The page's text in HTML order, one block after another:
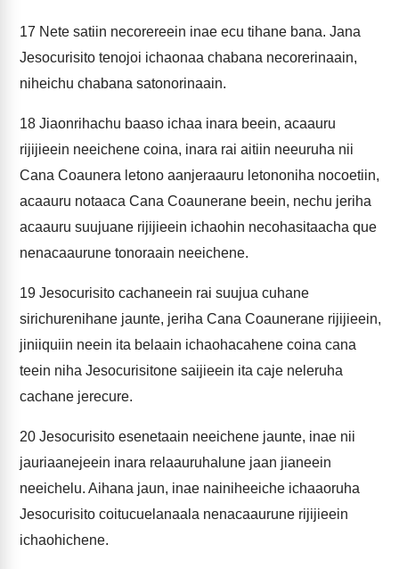
17 Nete satiin necorereein inae ecu tihane bana. Jana
Jesocurisito tenojoi ichaonaa chabana necorerinaain,
niheichu chabana satonorinaain.
18 Jiaonrihachu baaso ichaa inara beein, acaauru
rijijieein neeichene coina, inara rai aitiin neeuruha nii
Cana Coaunera letono aanjeraauru letononiha nocoetiin,
acaauru notaaca Cana Coaunerane beein, nechu jeriha
acaauru suujuane rijijieein ichaohin necohasitaacha que
nenacaaurune tonoraain neeichene.
19 Jesocurisito cachaneein rai suujua cuhane
sirichurenihane jaunte, jeriha Cana Coaunerane rijijieein,
jiniiquiin neein ita belaain ichaohacahene coina cana
teein niha Jesocurisitone saijieein ita caje neleruha
cachane jerecure.
20 Jesocurisito esenetaain neeichene jaunte, inae nii
jauriaanejeein inara relaauruhalune jaan jianeein
neeichelu. Aihana jaun, inae nainiheeiche ichaaoruha
Jesocurisito coitucuelanaala nenacaaurune rijijieein
ichaohichene.